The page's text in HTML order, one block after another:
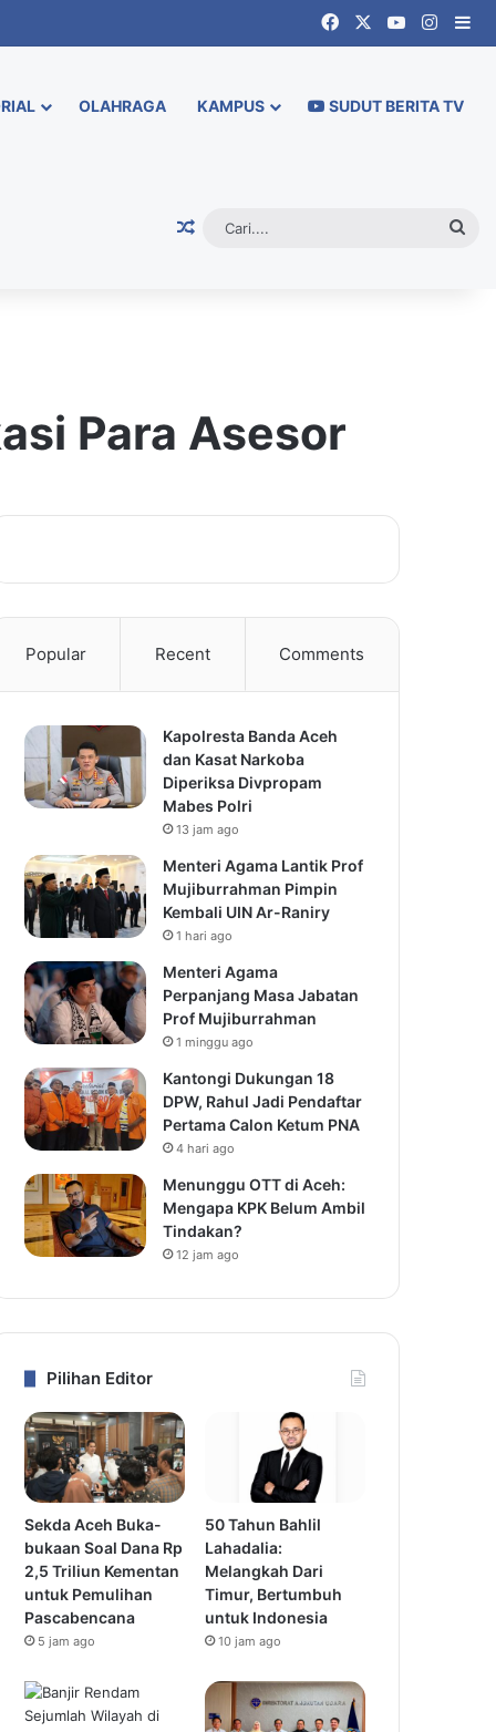
FacebookYouTube
OLAHRAGA KAMPUS SUDUT BERITA TV
Random Article
Para Asesor
Popular Recent Comments
Kapolresta Banda Aceh
dan Kasat Narkoba
Diperiksa Divpropam
Mabes Polri
13 jam ago
Menteri Agama Lantik Prof
Mujiburrahman Pimpin
Kembali UIN Ar-Raniry
1 hari ago
Menteri Agama
Perpanjang Masa Jabatan
Prof Mujiburrahman
1 minggu ago
Kantongi Dukungan 18
DPW, Rahul Jadi Pendaftar
Pertama Calon Ketum PNA
4 hari ago
Menunggu OTT di Aceh:
Mengapa KPK Belum Ambil
Tindakan?
12 jam ago
Pilihan Editor
Sekda Aceh Buka-
bukaan Soal Dana Rp
2,5 Triliun Kementan
untuk Pemulihan
Pascabencana
5 jam ago
50 Tahun Bahlil
Lahadalia:
Melangkah Dari
Timur, Bertumbuh
untuk Indonesia
10 jam ago